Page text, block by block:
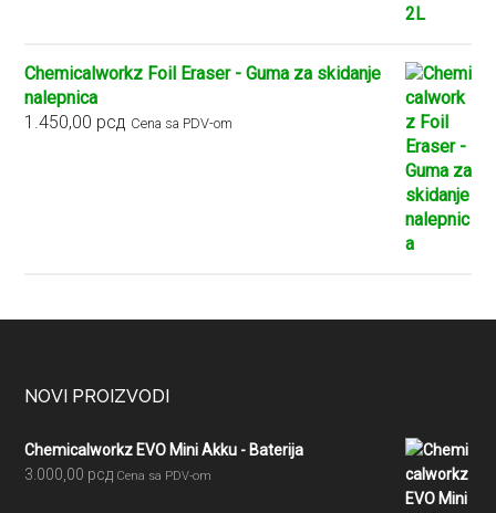
Chemicalworkz Foil Eraser - Guma za skidanje
nalepnica
1.450,00 рсд Cena sa PDV-om
Footer
NOVI PROIZVODI
Chemicalworkz EVO Mini Akku - Baterija
3.000,00 рсд Cena sa PDV-om